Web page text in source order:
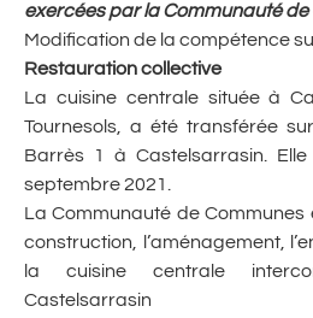
exercées par la Communauté de
Modification de la compétence
Restauration collective
La cuisine centrale située à
Tournesols, a été transférée
Barrès 1 à Castelsarrasin.
septembre 2021.
La Communauté de
construction, l’aménagement,
la cuisine centrale
Castelsarrasin